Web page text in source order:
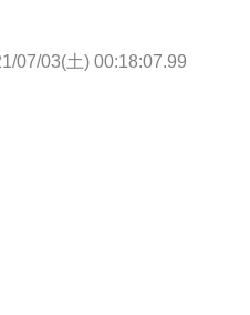
07/03(土) 00:18:07.99